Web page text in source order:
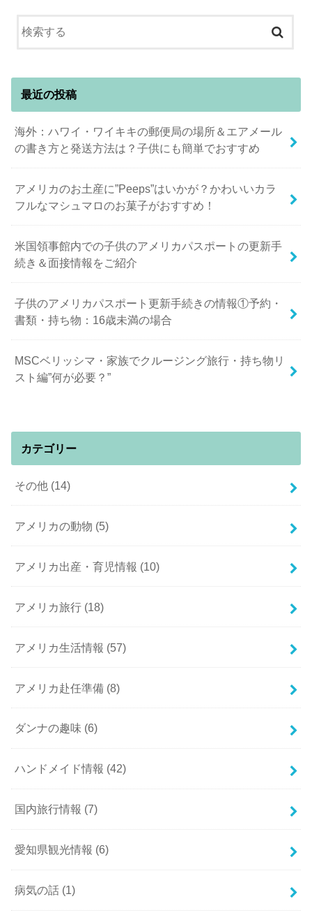
最近の投稿
海外：ハワイ・ワイキキの郵便局の場所＆エアメール
の書き方と発送方法は？子供にも簡単でおすすめ
アメリカのお土産に”Peeps”はいかが？かわいいカラ
フルなマシュマロのお菓子がおすすめ！
米国領事館内での子供のアメリカパスポートの更新手
続き＆面接情報をご紹介
子供のアメリカパスポート更新手続きの情報①予約・
書類・持ち物：16歳未満の場合
MSCベリッシマ・家族でクルージング旅行・持ち物リ
スト編”何が必要？”
カテゴリー
その他 (14)
アメリカの動物 (5)
アメリカ出産・育児情報 (10)
アメリカ旅行 (18)
アメリカ生活情報 (57)
アメリカ赴任準備 (8)
ダンナの趣味 (6)
ハンドメイド情報 (42)
国内旅行情報 (7)
愛知県観光情報 (6)
病気の話 (1)